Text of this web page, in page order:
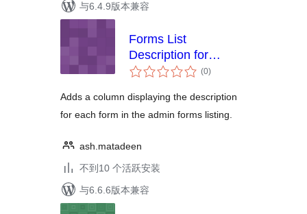
与6.4.9版本兼容
Forms List
Description for
Gravity Forms
(0总
评)
Adds a column displaying the description
for each form in the admin forms listing.
ash.matadeen
不到10 个活跃安装
与6.6.6版本兼容